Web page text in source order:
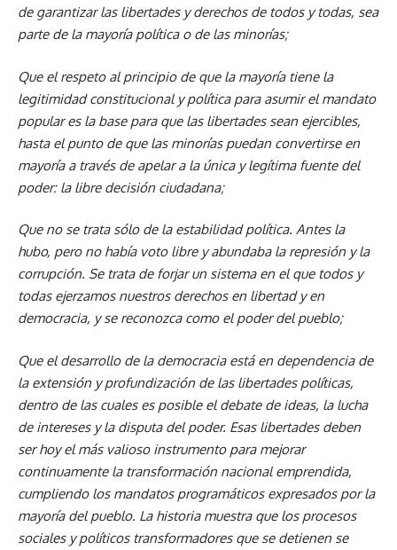
de garantizar las libertades y derechos de todos y todas, sea
parte de la mayoría política o de las minorías;
Que el respeto al principio de que la mayoría tiene la
legitimidad constitucional y política para asumir el mandato
popular es la base para que las libertades sean ejercibles,
hasta el punto de que las minorías puedan convertirse en
mayoría a través de apelar a la única y legítima fuente del
poder: la libre decisión ciudadana;
Que no se trata sólo de la estabilidad política. Antes la
hubo, pero no había voto libre y abundaba la represión y la
corrupción. Se trata de forjar un sistema en el que todos y
todas ejerzamos nuestros derechos en libertad y en
democracia, y se reconozca como el poder del pueblo;
Que el desarrollo de la democracia está en dependencia de
la extensión y profundización de las libertades políticas,
dentro de las cuales es posible el debate de ideas, la lucha
de intereses y la disputa del poder. Esas libertades deben
ser hoy el más valioso instrumento para mejorar
continuamente la transformación nacional emprendida,
cumpliendo los mandatos programáticos expresados por la
mayoría del pueblo. La historia muestra que los procesos
sociales y políticos transformadores que se detienen se